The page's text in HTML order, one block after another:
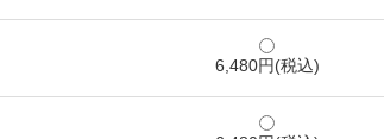
6,480円(税込)